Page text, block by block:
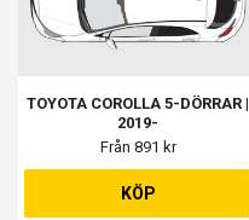
TOYOTA COROLLA 5-DÖRRAR |
2019-
Från 891 kr
KÖP